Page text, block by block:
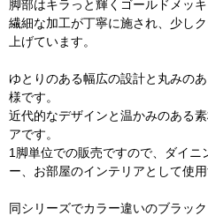
脚部はキラっと輝くゴールドメッキ
繊細な加工が丁寧に施され、少し
上げています。
ゆとりのある幅広の設計と丸みの
様です。
近代的なデザインと温かみのある
アです。
1脚単位での販売ですので、ダイ
ー、お部屋のインテリアとして使
同シリーズでカラー違いのブラッ